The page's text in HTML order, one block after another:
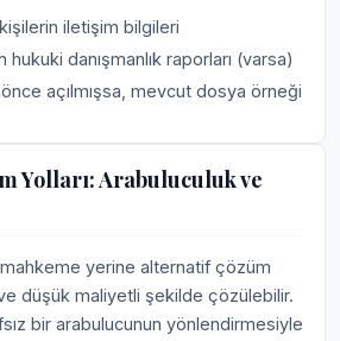
kişilerin iletişim bilgileri
hukuki danışmanlık raporları (varsa)
açılmışsa, mevcut dosya örneği
Yolları: Arabuluculuk ve
mahkeme yerine alternatif çözüm
ve düşük maliyetli şekilde çözülebilir.
bir arabulucunun yönlendirmesiyle